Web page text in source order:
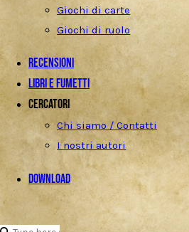
Giochi di carte
Giochi di ruolo
Recensioni
Libri e fumetti
Cercatori
Chi siamo / Contatti
I nostri autori
Download